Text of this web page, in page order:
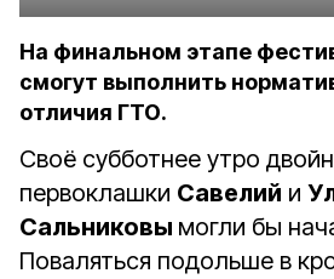
На финальном этапе
смогут выполнить
отличия ГТО.
Своё субботнее утро
первоклашки Савелий и
Сальниковы могли бы
Поваляться подольше в